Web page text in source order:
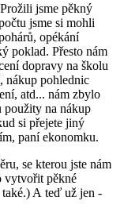
jsme pěkný
jsme si mohli
opékání
poklad. Přesto nám
dopravy na školu
nákup pohlednic
atd... nám zbylo
použity na nákup
si přejete jiný
paní ekonomku.
se kterou jste nám
vytvořit pěkné
A teď už jen -